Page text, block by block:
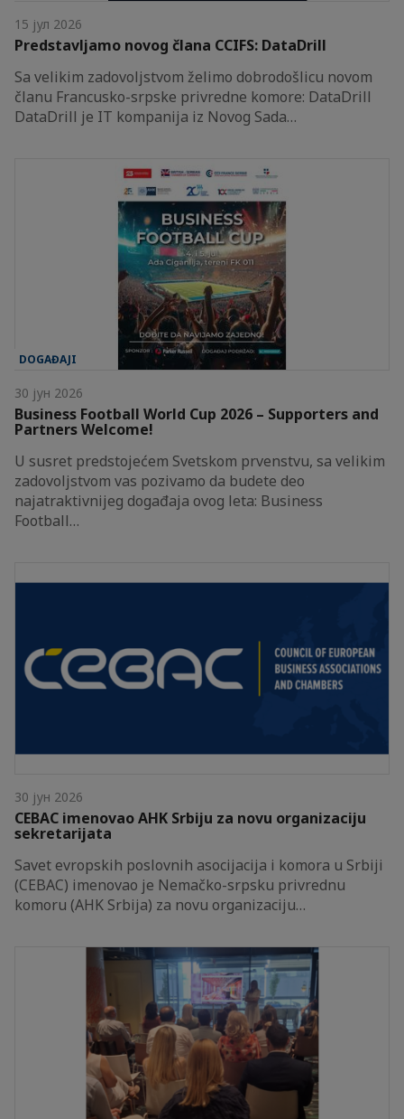
15 јул 2026
Predstavljamo novog člana CCIFS: DataDrill
Sa velikim zadovoljstvom želimo dobrodošlicu novom
članu Francusko-srpske privredne komore: DataDrill
DataDrill je IT kompanija iz Novog Sada…
DOGAĐAJI
30 јун 2026
Business Football World Cup 2026 – Supporters and
Partners Welcome!
U susret predstojećem Svetskom prvenstvu, sa velikim
zadovoljstvom vas pozivamo da budete deo
najatraktivnijeg događaja ovog leta: Business
Football…
30 јун 2026
CEBAC imenovao AHK Srbiju za novu organizaciju
sekretarijata
Savet evropskih poslovnih asocijacija i komora u Srbiji
(CEBAC) imenovao je Nemačko-srpsku privrednu
komoru (AHK Srbija) za novu organizaciju…